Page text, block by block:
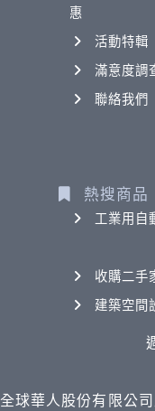
惠
活動特輯
滿意度調
聯絡我們
熱搜商品
工業用自
收購二手
建築空間
全球華人股份有限公